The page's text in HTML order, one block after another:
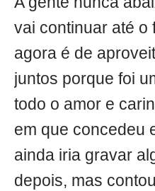
vai continuar até o
agora é de
juntos porque foi
todo o amor e
em que concedeu
ainda iria gravar
depois, mas